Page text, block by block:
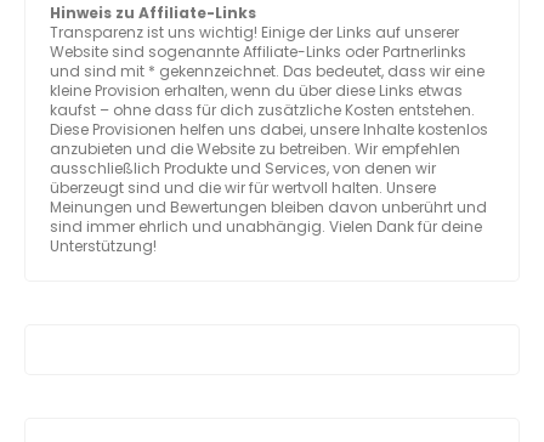
Hinweis zu Affiliate-Links
Transparenz ist uns wichtig! Einige der Links auf unserer
Website sind sogenannte Affiliate-Links oder Partnerlinks
und sind mit * gekennzeichnet. Das bedeutet, dass wir eine
kleine Provision erhalten, wenn du über diese Links etwas
kaufst – ohne dass für dich zusätzliche Kosten entstehen.
Diese Provisionen helfen uns dabei, unsere Inhalte kostenlos
anzubieten und die Website zu betreiben. Wir empfehlen
ausschließlich Produkte und Services, von denen wir
überzeugt sind und die wir für wertvoll halten. Unsere
Meinungen und Bewertungen bleiben davon unberührt und
sind immer ehrlich und unabhängig. Vielen Dank für deine
Unterstützung!